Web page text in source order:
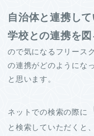
自治体と連携し
学校との連携を
ので気になるフリース
の連携がどのようにな
と思います。
ネットでの検索の際に
と検索していただくと